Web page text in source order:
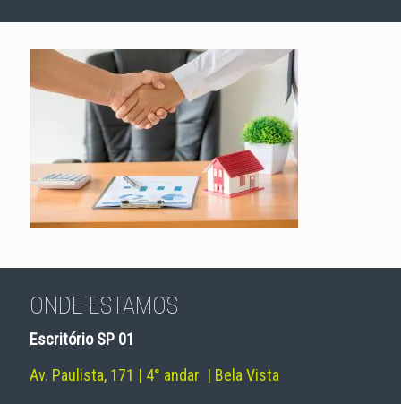
ONDE ESTAMOS
Escritório SP 01
Av. Paulista, 171 | 4° andar | Bela Vista